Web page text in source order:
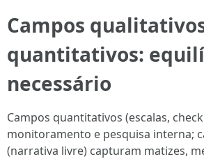
Campos
quantitativos:
necessário
Campos quantitativos (escalas,
monitoramento e pesquisa interna;
(narrativa livre) capturam matizes,